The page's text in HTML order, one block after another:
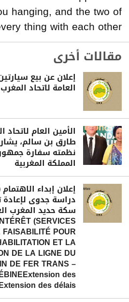
hanging, and the two of
thing with each other.
مقالات أخرى
إعلان عن بيع
العامة لاتحاد
الأمين العام
طارق بن سالم،
نظمته سفارة
المملكة المغربية
إعلان إبداء
دراسة جدوى
(SERVICES
POUR
ET LA
DE LA LIGNE DU
DE FER TRANS –
des
des délais